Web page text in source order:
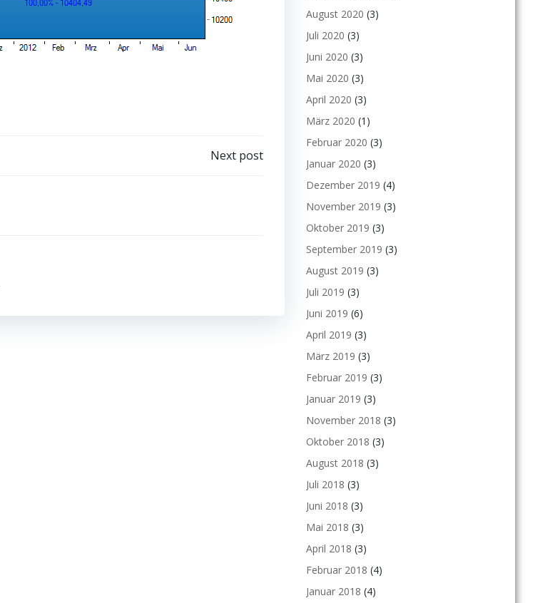
Next post
August 2020 (3)
Juli 2020 (3)
Juni 2020 (3)
Mai 2020 (3)
April 2020 (3)
März 2020 (1)
Februar 2020 (3)
Januar 2020 (3)
Dezember 2019 (4)
November 2019 (3)
Oktober 2019 (3)
September 2019 (3)
August 2019 (3)
Juli 2019 (3)
Juni 2019 (6)
April 2019 (3)
März 2019 (3)
Februar 2019 (3)
Januar 2019 (3)
November 2018 (3)
Oktober 2018 (3)
August 2018 (3)
Juli 2018 (3)
Juni 2018 (3)
Mai 2018 (3)
April 2018 (3)
Februar 2018 (4)
Januar 2018 (4)